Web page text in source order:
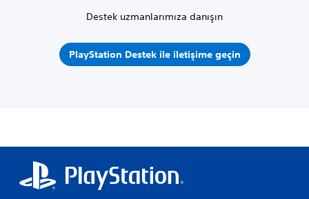
Destek uzmanlarımıza danışın
PlayStation Destek ile iletişime geçin